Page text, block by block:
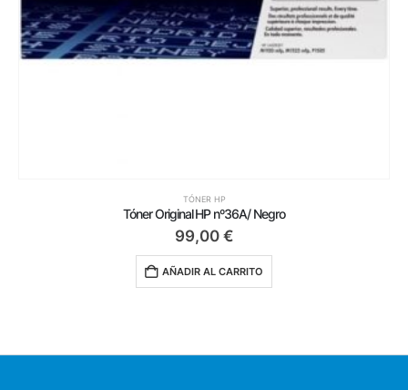
TÓNER HP
Tóner Original HP nº36A/ Negro
99,00 €
AÑADIR AL CARRITO